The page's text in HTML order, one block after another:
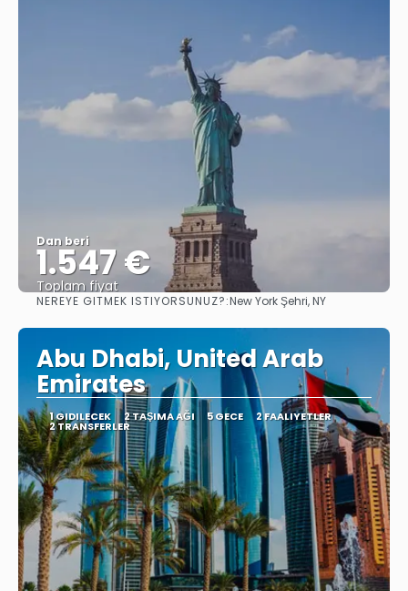
Dan beri
1.547 €
Toplam fiyat
Görüntüle
NEREYE GITMEK ISTIYORSUNUZ?:New York Şehri, NY
Abu Dhabi, United Arab
Emirates
1 GIDILECEK 2 TAŞIMA AĞI 5 GECE 2 FAALIYETLER
2 TRANSFERLER